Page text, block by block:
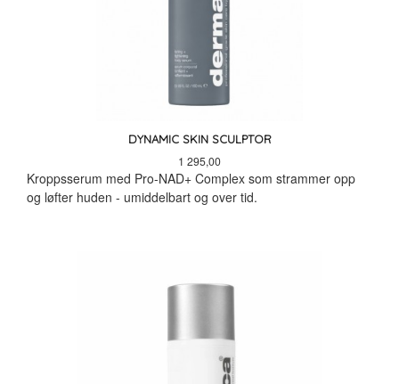
DYNAMIC SKIN SCULPTOR
Pris
1 295,00
Kroppsserum med Pro-NAD+ Complex som strammer opp
og løfter huden - umiddelbart og over tid.